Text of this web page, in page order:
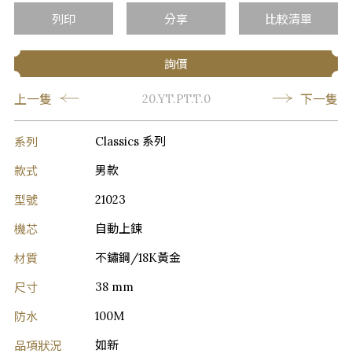
列印 分享 比較清單
詢價
上一隻 20.YT.PT.T.0 下一隻
系列 Classics 系列
款式 男款
型號 21023
機芯 自動上鍊
材質 不鏽鋼/18K黃金
尺寸 38 mm
防水 100M
品項狀況 如新